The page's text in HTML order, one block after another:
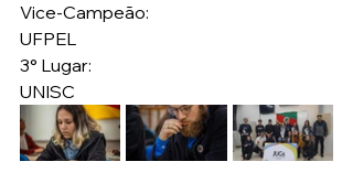
Vice-Campeão:
UFPEL
3° Lugar:
UNISC